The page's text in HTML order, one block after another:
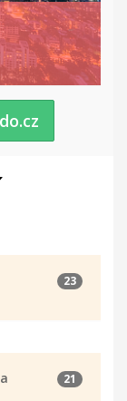
23
21